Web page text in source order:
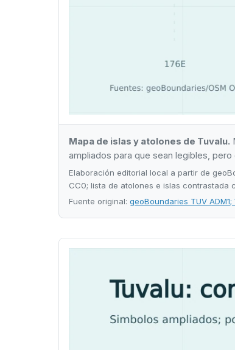
Mapa de islas y atolones de Tuvalu.
ampliados para que sean legibles,
Elaboración editorial local a partir de
CC0; lista de atolones e islas contrastada
Fuente original: geoBoundaries TUV